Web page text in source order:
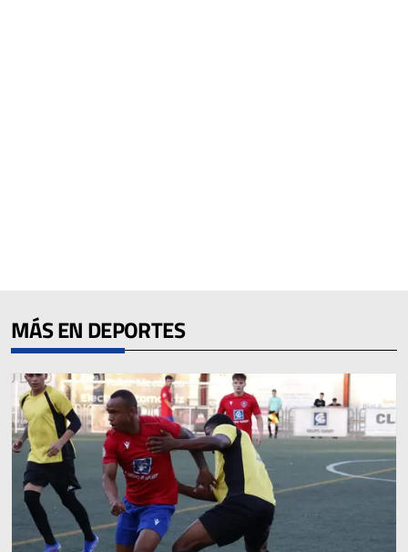
MÁS EN DEPORTES